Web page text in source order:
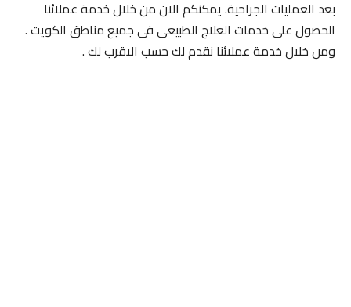
بعد العمليات الجراحية. يمكنكم الان من خلال خدمة عملائنا
الحصول على خدمات العلاج الطبيعى فى جميع مناطق الكويت .
ومن خلال خدمة عملائنا نقدم لك حسب الاقرب لك .